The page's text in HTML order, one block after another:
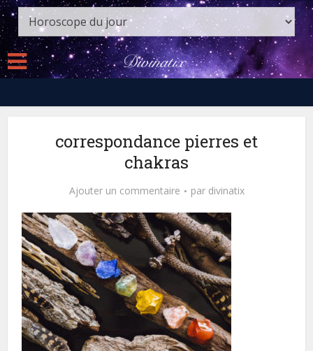
correspondance pierres et
chakras
Ajouter un commentaire par divinatix